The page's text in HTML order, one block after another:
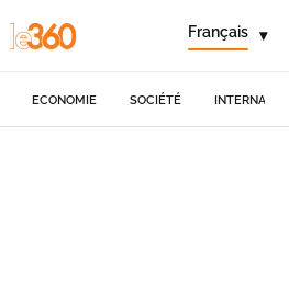
Français ▾
ECONOMIE SOCIÉTÉ